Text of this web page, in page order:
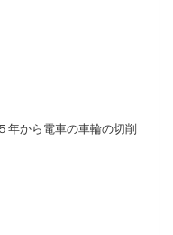
から電車の車輪の切削